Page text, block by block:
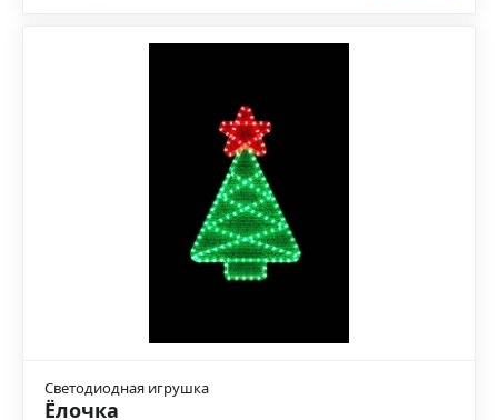
Светодиодная игрушка
Ёлочка